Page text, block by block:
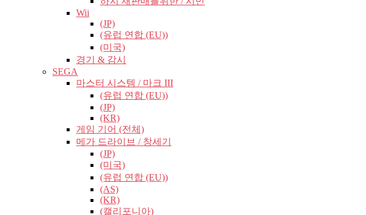
Wii
(JP)
(유럽​​ 연합 (EU))
(미국)
경기 & 감시
SEGA
마스터 시스템 / 마크 III
(유럽​​ 연합 (EU))
(JP)
(KR)
게임 기어 (전체)
메가 드라이브 / 창세기
(JP)
(미국)
(유럽​​ 연합 (EU))
(AS)
(KR)
(캘리포니아)